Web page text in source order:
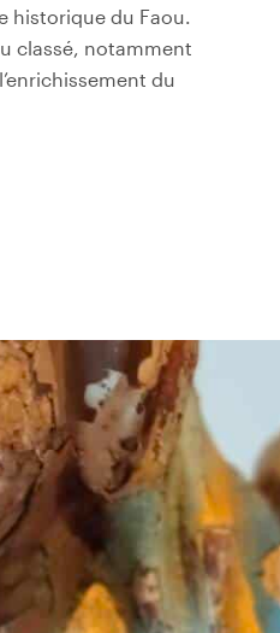
historique du Faou.
classé, notamment
du